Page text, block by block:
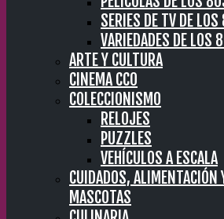
SERIES DE TV DE
VARIEDADES DE LOS
ARTE Y CULTURA
CINEMA CC0
COLECCIONISMO
RELOJES
PUZZLES
VEHÍCULOS A ESCALA
CUIDADOS,
MASCOTAS